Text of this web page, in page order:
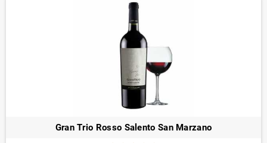
Gran Trio Rosso Salento San Marzano